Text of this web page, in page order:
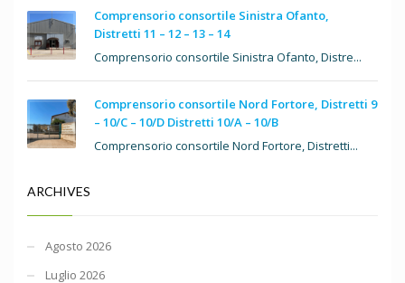
Comprensorio consortile Sinistra Ofanto,
Distretti 11 – 12 – 13 – 14
Comprensorio consortile Sinistra Ofanto, Distre...
Comprensorio consortile Nord Fortore, Distretti 9
– 10/C – 10/D Distretti 10/A – 10/B
Comprensorio consortile Nord Fortore, Distretti...
ARCHIVES
Agosto 2026
Luglio 2026